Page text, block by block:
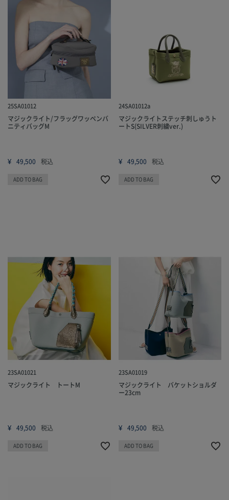
25SA01012
マジックライト/フラッグワッペンバ
ニティバッグM
¥ 49,500 税込
ADD TO BAG
24SA01012a
マジックライトステッチ刺しゅうト
ートS(SILVER刺繍ver.)
¥ 49,500 税込
ADD TO BAG
23SA01021
マジックライト トートM
¥ 49,500 税込
ADD TO BAG
23SA01019
マジックライト バケットショルダ
ー23cm
¥ 49,500 税込
ADD TO BAG